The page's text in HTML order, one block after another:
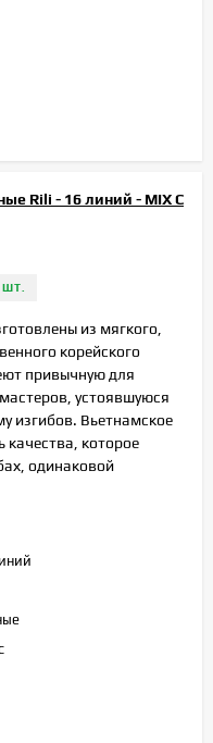
Rili - 16 линий - MIX C
из мягкого,
корейского
привычную для
устоявшуюся
изгибов. Вьетнамское
качества, которое
одинаковой